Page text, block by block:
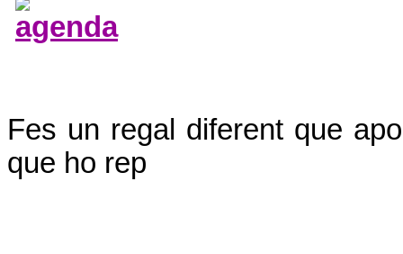
Fes un regal diferent que
que ho rep